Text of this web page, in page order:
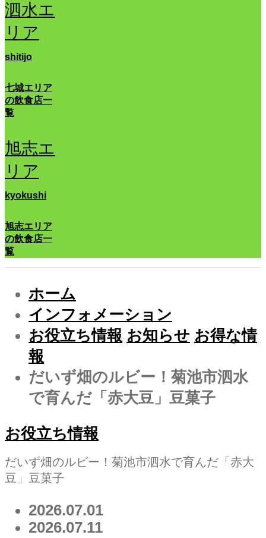
泗水エ
リア
shitijo
七城エリア
の飲食店一
覧
旭志エ
リア
kyokushi
旭志エリア
の飲食店一
覧
ホーム
インフォメーション
お役立ち情報 お知らせ お得な情
報
だいず畑のルビー！菊池市泗水
で育んだ「赤大豆」豆菓子
お役立ち情報
だいず畑のルビー！菊池市泗水で育んだ「赤大
豆」豆菓子
2026.07.01
2026.07.11